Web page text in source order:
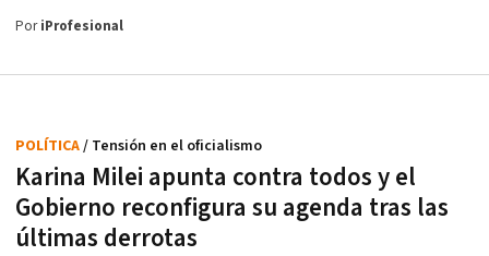
PoriProfesional
Karina Milei apunta contra todos y el
Gobierno reconfigura su agenda tras las
últimas derrotas
POLÍTICA/ Tensión en el oficialismo